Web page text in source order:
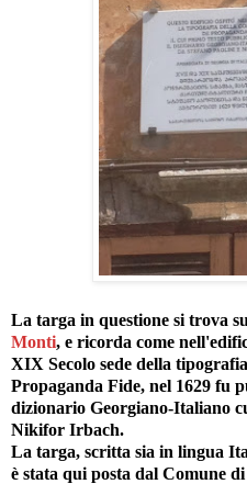
La targa in questione si trova
Monti, e ricorda come
XIX Secolo sede della
Propaganda Fide, nel 1629 fu
dizionario Georgiano-Italiano
Nikifor Irbach.
La targa, scritta sia in lingua
è stata qui posta dal Comune